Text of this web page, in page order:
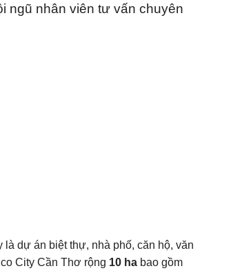
ngũ nhân viên tư vấn chuyên
dự án biệt thự, nhà phố, căn hộ, văn
City Cần Thơ rộng 10 ha bao gồm